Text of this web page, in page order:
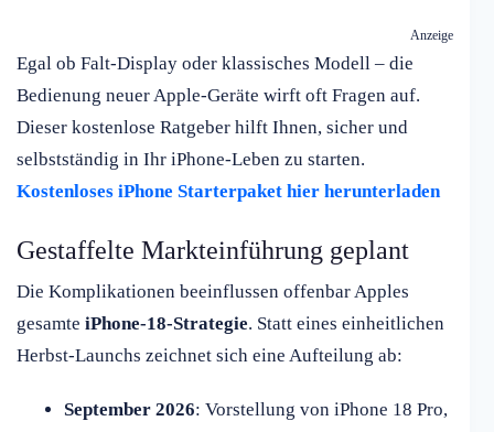
Anzeige
Egal ob Falt-Display oder klassisches Modell – die
Bedienung neuer Apple-Geräte wirft oft Fragen auf.
Dieser kostenlose Ratgeber hilft Ihnen, sicher und
selbstständig in Ihr iPhone-Leben zu starten.
Kostenloses iPhone Starterpaket hier herunterladen
Gestaffelte Markteinführung geplant
Die Komplikationen beeinflussen offenbar Apples
gesamte iPhone-18-Strategie. Statt eines einheitlichen
Herbst-Launchs zeichnet sich eine Aufteilung ab:
September 2026: Vorstellung von iPhone 18 Pro,